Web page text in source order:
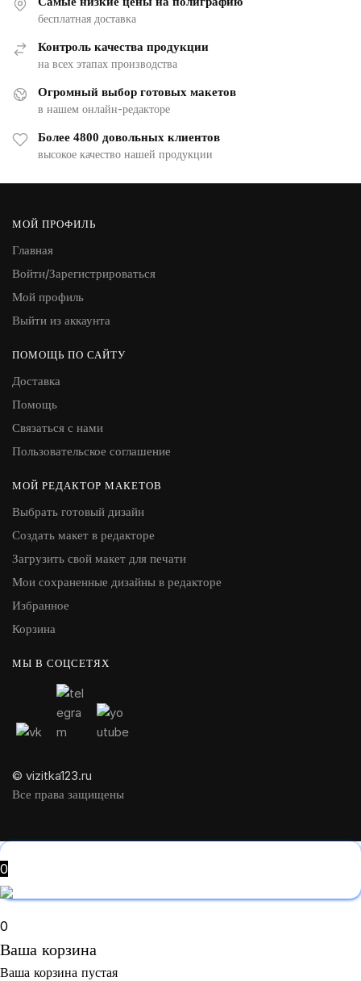
бесплатная доставка
Контроль качества продукции
на всех этапах производства
Огромный выбор готовых макетов
в нашем онлайн-редакторе
Более 4800 довольных клиентов
высокое качество нашей продукции
МОЙ ПРОФИЛЬ
Главная
Войти/Зарегистрироваться
Мой профиль
Выйти из аккаунта
ПОМОЩЬ ПО САЙТУ
Доставка
Помощь
Связаться с нами
Пользовательское соглашение
МОЙ РЕДАКТОР МАКЕТОВ
Выбрать готовый дизайн
Создать макет в редакторе
Загрузить свой макет для печати
Мои сохраненные дизайны в редакторе
Избранное
Корзина
МЫ В СОЦСЕТЯХ
© vizitka123.ru
Все права защищены
0
0
Ваша корзина
Ваша корзина пустая